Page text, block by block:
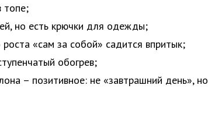
топе;
но есть крючки для одежды;
роста «сам за собой» садится впритык;
обогрев;
– позитивное: не «завтрашний день», но